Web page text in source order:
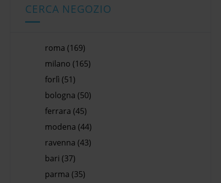
CERCA NEGOZIO
roma (169)
milano (165)
forlì (51)
bologna (50)
ferrara (45)
modena (44)
ravenna (43)
bari (37)
parma (35)